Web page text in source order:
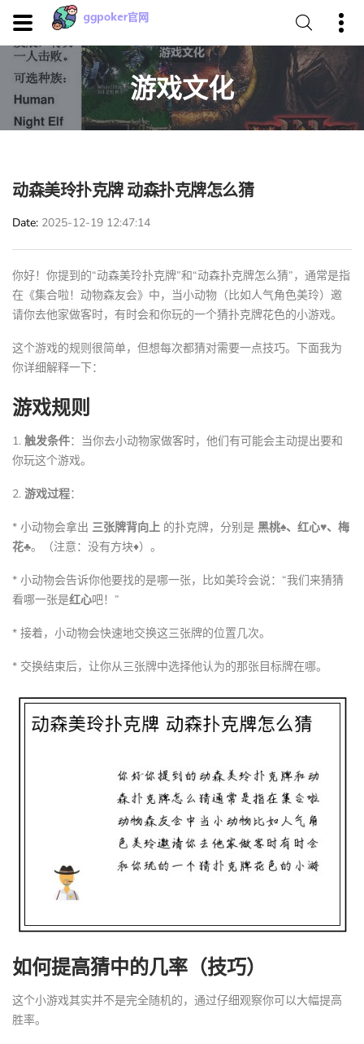
游戏文化
动森美玲扑克牌 动森扑克牌怎么猜
Date 2025-12-19 12:47:14
你好！你提到的“动森美玲扑克牌”和“动森扑克牌怎么猜”，通常是指
在《集合啦！动物森友会》中，当小动物（比如人气角色美玲）邀
请你去他家做客时，有时会和你玩的一个猜扑克牌花色的小游戏。
这个游戏的规则很简单，但想每次都猜对需要一点技巧。下面我为
你详细解释一下：
游戏规则
1. 触发条件：当你去小动物家做客时，他们有可能会主动提出要和
你玩这个游戏。
2. 游戏过程：
* 小动物会拿出 三张牌背向上 的扑克牌，分别是 黑桃♠️、红心♥️、梅
花♣️。（注意：没有方块♦️）。
* 小动物会告诉你他要找的是哪一张，比如美玲会说：“我们来猜猜
看哪一张是红心吧！”
* 接着，小动物会快速地交换这三张牌的位置几次。
* 交换结束后，让你从三张牌中选择他认为的那张目标牌在哪。
如何提高猜中的几率（技巧）
这个小游戏其实并不是完全随机的，通过仔细观察你可以大幅提高
胜率。